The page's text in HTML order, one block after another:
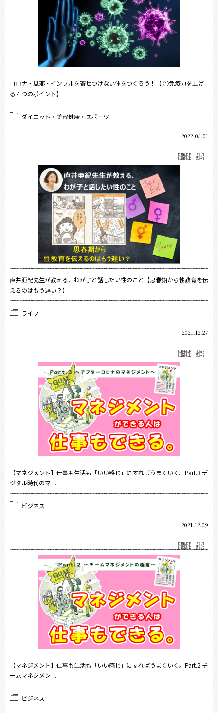
コロナ・風邪・インフルを寄せつけない体をつくろう！【 ①免疫力を上げ
る４つのポイント】
ダイエット・美容健康・スポーツ
2022.03.01
直井亜紀先生が教える、わが子と話したい性のこと【思春期から性教育を伝
えるのはもう遅い？】
ライフ
2021.12.27
【マネジメント】仕事も生活も「いい感じ」にすればうまくいく。Part.3 デ
ジタル時代のマ ....
ビジネス
2021.12.09
【マネジメント】仕事も生活も「いい感じ」にすればうまくいく。Part.2 チ
ームマネジメン ....
ビジネス